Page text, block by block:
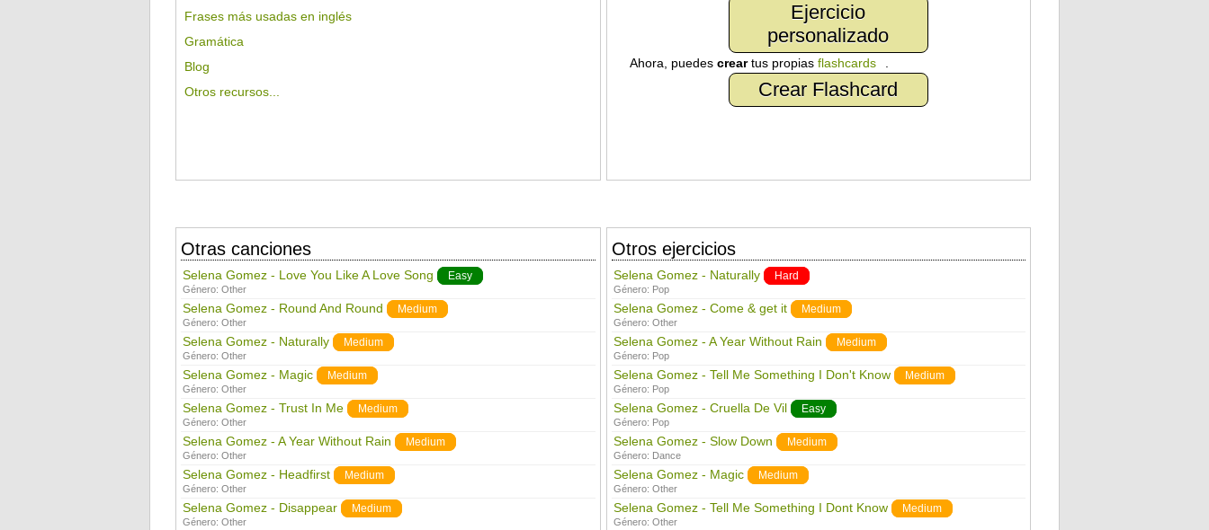
Frases más usadas en inglés
Gramática
Blog
Otros recursos...
Ejercicio
personalizado
Ahora, puedes creartus propias flashcards
Crear Flashcard
Otras canciones
Selena Gomez - Love You Like A Love Song Easy
Género: Other
Selena Gomez - Round And Round Medium
Género: Other
Selena Gomez - Naturally Medium
Género: Other
Selena Gomez - Magic Medium
Género: Other
Selena Gomez - Trust In Me Medium
Género: Other
Selena Gomez - A Year Without Rain Medium
Género: Other
Selena Gomez - Headfirst Medium
Género: Other
Selena Gomez - Disappear Medium
Género: Other
Otros ejercicios
Selena Gomez - Naturally Hard
Género: Pop
Selena Gomez - Come & get it Medium
Género: Other
Selena Gomez - A Year Without Rain Medium
Género: Pop
Selena Gomez - Tell Me Something I Don't Know Medium
Género: Pop
Selena Gomez - Cruella De Vil Easy
Género: Pop
Selena Gomez - Slow Down Medium
Género: Dance
Selena Gomez - Magic Medium
Género: Other
Selena Gomez - Tell Me Something I Dont Know Medium
Género: Other